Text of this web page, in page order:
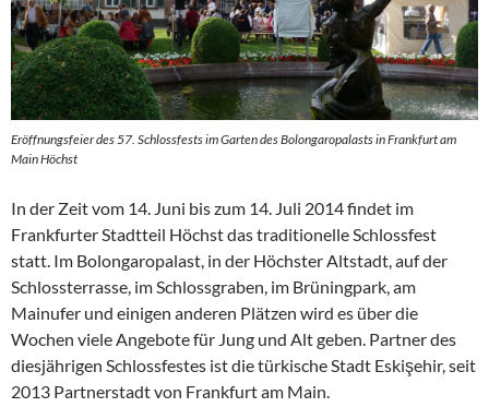
Eröffnungsfeier des 57. Schlossfests im Garten des Bolongaropalasts in Frankfurt am
Main Höchst
In der Zeit vom 14. Juni bis zum 14. Juli 2014 findet im
Frankfurter Stadtteil Höchst das traditionelle Schlossfest
statt. Im Bolongaropalast, in der Höchster Altstadt, auf der
Schlossterrasse, im Schlossgraben, im Brüningpark, am
Mainufer und einigen anderen Plätzen wird es über die
Wochen viele Angebote für Jung und Alt geben. Partner des
diesjährigen Schlossfestes ist die türkische Stadt Eskişehir, seit
2013 Partnerstadt von Frankfurt am Main.